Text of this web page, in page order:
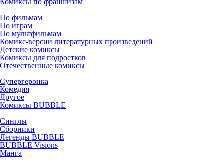
Комиксы по франшизам
По фильмам
По играм
По мультфильмам
Комикс-версии литературных произведений
Детские комиксы
Комиксы для подростков
Отечественные комиксы
Супергероика
Комедия
Другое
Комиксы BUBBLE
Синглы
Сборники
Легенды BUBBLE
BUBBLE Visions
Манга